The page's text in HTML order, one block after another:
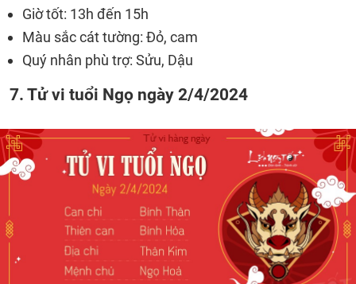
Giờ tốt: 13h đến 15h
Màu sắc cát tường: Đỏ, cam
Quý nhân phù trợ: Sửu, Dậu
7. Tử vi tuổi Ngọ ngày 2/4/2024